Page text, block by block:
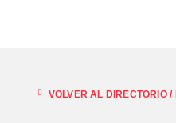
VOLVER AL DIRECTORIO /